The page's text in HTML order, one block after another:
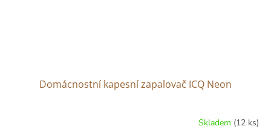
Domácnostní kapesní zapalovač ICQ Neon
Skladem (12 ks)